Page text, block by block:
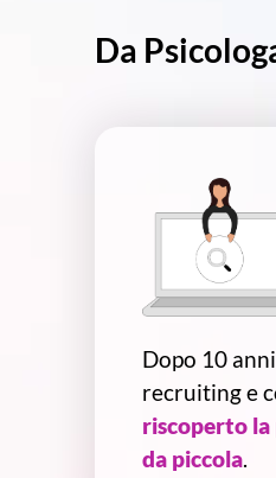
Da
Dopo 10
recruiting e
riscoperto la
da piccola.